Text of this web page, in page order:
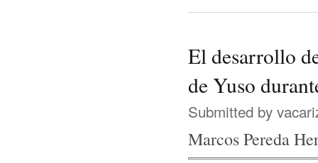
El desarrollo
de Yuso
Submitted by
Marcos Pereda